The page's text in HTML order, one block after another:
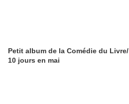
Petit album de la Comédie du Livre/
10 jours en mai